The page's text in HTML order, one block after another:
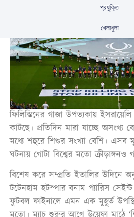
প্রযুক্তি
খেলাধুলা
ফিলিস্তিনের গাজা উপত্যকায়
কাটছে। প্রতিদিন মারা যাচ্ছে অসংখ্য
মধ্যে শহুরে শিশুর সংখ্যা বেশি। এসব
ঘটনায় গোটা বিশ্বের মতো ক্রীড়াঙ্গনও
বিশেষ করে সম্প্রতি ইতালির উদিনে
টটেনহাম হটস্পার বনাম প্যারিস
ফুটবল ফাইনালে এমন এক মুহূর্ত